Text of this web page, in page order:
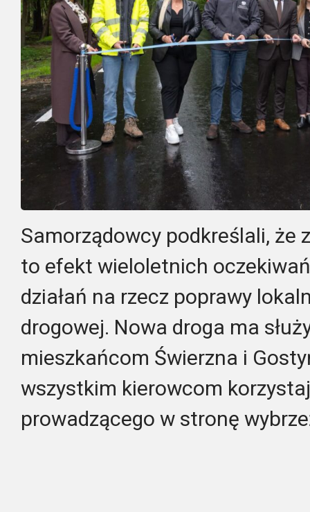
Samorządowcy podkreślali, że
to efekt wieloletnich
działań na rzecz poprawy
drogowej. Nowa droga ma
mieszkańcom Świerzna i
wszystkim kierowcom
prowadzącego w stronę